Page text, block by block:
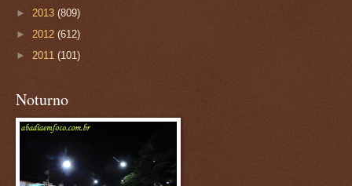
► 2013 (809)
► 2012 (612)
► 2011 (101)
Noturno